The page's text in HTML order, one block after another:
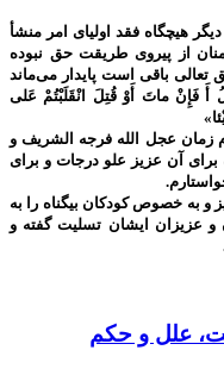
هیچگاه فقد اولیای امر منشأ
از پیروی طریقت حق نبوده
باقی است پایدار می‌ماند
فَإِنْ ماتَ أَوْ قُتِلَ انْقَلَبْتُمْ عَلى‌
زمان عجل الله فرجه الشریف و
آن عزیز علو درجات و برای
به خصوص کودکان بیگناه را به
و عزیزان ایشان تسلیت گفته و
علل و حکم